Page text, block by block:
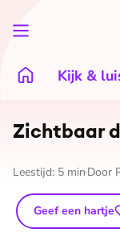
Kijk &
Zichtbaar
Leestijd: 5 min Door
Geef een hartje